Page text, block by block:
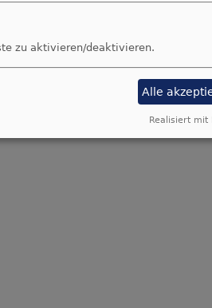
zu aktivieren/deaktivieren.
Alle
Realisiert mit